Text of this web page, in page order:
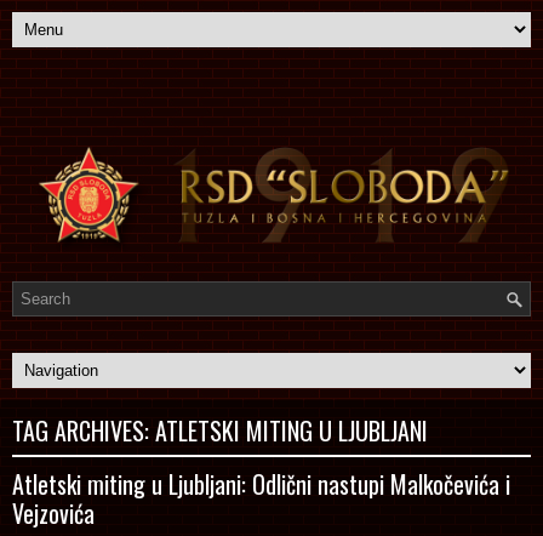
TAG ARCHIVES:ATLETSKI MITING U LJUBLJANI
Atletski miting u Ljubljani: Odlični nastupi Malkočevića i
Vejzovića